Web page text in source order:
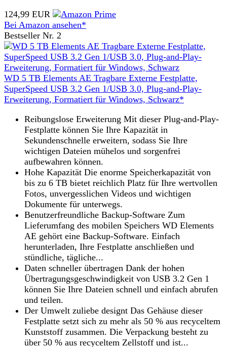
124,99 EUR
Bei Amazon ansehen*
Bestseller Nr. 2
WD 5 TB Elements AE Tragbare Externe Festplatte,
SuperSpeed USB 3.2 Gen 1/USB 3.0, Plug-and-Play-
Erweiterung, Formatiert für Windows, Schwarz*
Reibungslose Erweiterung Mit dieser Plug-and-Play-
Festplatte können Sie Ihre Kapazität in
Sekundenschnelle erweitern, sodass Sie Ihre
wichtigen Dateien mühelos und sorgenfrei
aufbewahren können.
Hohe Kapazität Die enorme Speicherkapazität von
bis zu 6 TB bietet reichlich Platz für Ihre wertvollen
Fotos, unvergesslichen Videos und wichtigen
Dokumente für unterwegs.
Benutzerfreundliche Backup-Software Zum
Lieferumfang des mobilen Speichers WD Elements
AE gehört eine Backup-Software. Einfach
herunterladen, Ihre Festplatte anschließen und
stündliche, tägliche...
Daten schneller übertragen Dank der hohen
Übertragungsgeschwindigkeit von USB 3.2 Gen 1
können Sie Ihre Dateien schnell und einfach abrufen
und teilen.
Der Umwelt zuliebe designt Das Gehäuse dieser
Festplatte setzt sich zu mehr als 50 % aus recyceltem
Kunststoff zusammen. Die Verpackung besteht zu
über 50 % aus recyceltem Zellstoff und ist...